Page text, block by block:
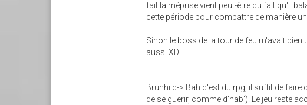
fait la méprise vient peut-être du fait qu'il
cette période pour combattre de manière
Sinon le boss de la tour de feu m'avait
aussi XD...
Brunhild-> Bah c'est du rpg, il suffit de faire
de se guerir, comme d'hab'). Le jeu reste